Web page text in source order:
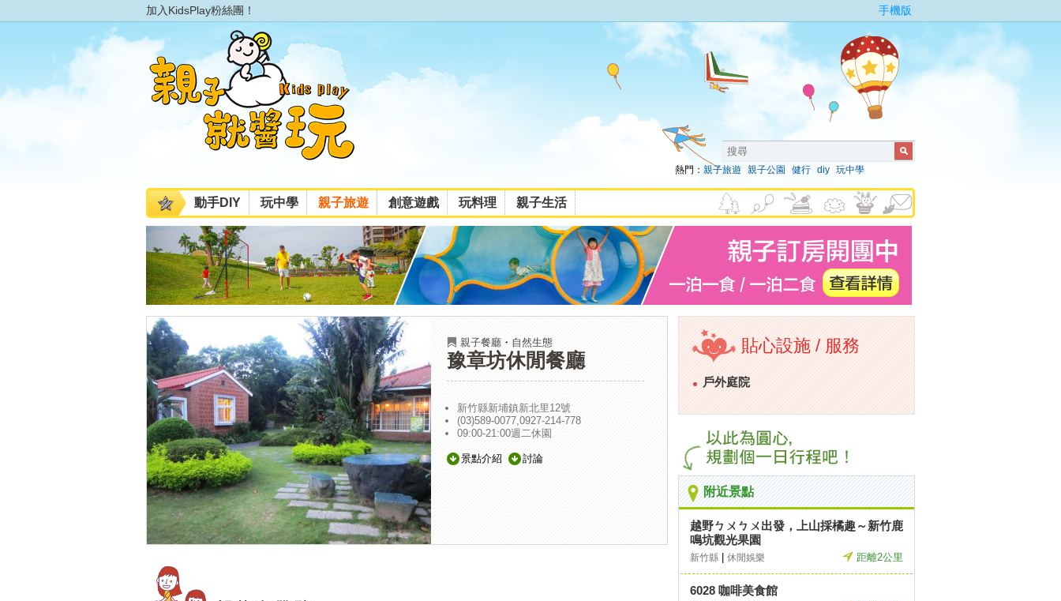
加入KidsPlay粉絲團！ 手機版
熱門： 親子旅遊 親子公園 健行 diy 玩中學
動手DIY 玩中學 親子旅遊 創意遊戲 玩料理 親子生活
親子餐廳 ・ 自然生態
豫章坊休閒餐廳
新竹縣新埔鎮新北里12號
(03)589-0077,0927-214-778
09:00-21:00週二休園
景點介紹 討論
貼心設施 / 服務
戶外庭院
附近景點
越野ㄅㄨㄅㄨ出發，上山採橘趣～新竹鹿
鳴坑觀光果園
新竹縣 休閒娛樂 距離2公里
6028 咖啡美食館